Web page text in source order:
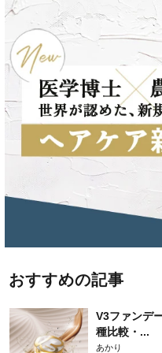
おすすめの記事
V3ファンデ
種比較・...
あかり